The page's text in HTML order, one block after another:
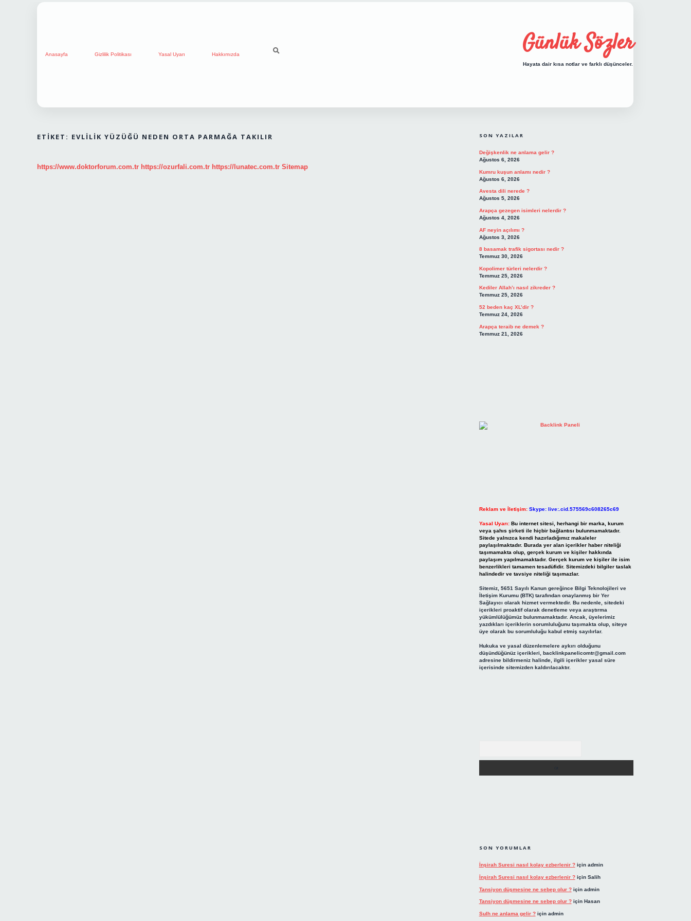
Anasayfa Gizlilik Politikası Yasal Uyarı Hakkımızda Günlük Sözler
Hayata dair kısa notlar ve farklı düşünceler.
ETIKET: EVLILIK YÜZÜĞÜ NEDEN ORTA PARMAĞA TAKILIR
https://www.doktorforum.com.tr https://ozurfali.com.tr https://lunatec.com.tr Sitemap
SON YAZILAR
Değişkenlik ne anlama gelir ?
Ağustos 6, 2026
Kumru kuşun anlamı nedir ?
Ağustos 6, 2026
Avesta dili nerede ?
Ağustos 5, 2026
Arapça gezegen isimleri nelerdir ?
Ağustos 4, 2026
AF neyin açılımı ?
Ağustos 3, 2026
8 basamak trafik sigortası nedir ?
Temmuz 30, 2026
Kopolimer türleri nelerdir ?
Temmuz 25, 2026
Kediler Allah’ı nasıl zikreder ?
Temmuz 25, 2026
52 beden kaç XL’dir ?
Temmuz 24, 2026
Arapça teraib ne demek ?
Temmuz 21, 2026
Reklam ve İletişim: Skype: live:.cid.575569c608265c69
Yasal Uyarı: Bu internet sitesi, herhangi bir marka, kurum
veya şahıs şirketi ile hiçbir bağlantısı bulunmamaktadır.
Sitede yalnızca kendi hazırladığımız makaleler
paylaşılmaktadır. Burada yer alan içerikler haber niteliği
taşımamakta olup, gerçek kurum ve kişiler hakkında
paylaşım yapılmamaktadır. Gerçek kurum ve kişiler ile isim
benzerlikleri tamamen tesadüfidir. Sitemizdeki bilgiler taslak
halindedir ve tavsiye niteliği taşımazlar.
Sitemiz, 5651 Sayılı Kanun gereğince Bilgi Teknolojileri ve
İletişim Kurumu (BTK) tarafından onaylanmış bir Yer
Sağlayıcı olarak hizmet vermektedir. Bu nedenle, sitedeki
içerikleri proaktif olarak denetleme veya araştırma
yükümlülüğümüz bulunmamaktadır. Ancak, üyelerimiz
yazdıkları içeriklerin sorumluluğunu taşımakta olup, siteye
üye olarak bu sorumluluğu kabul etmiş sayılırlar.
Hukuka ve yasal düzenlemelere aykırı olduğunu
düşündüğünüz içerikleri, backlinkpanelicomtr@gmail.com
adresine bildirmeniz halinde, ilgili içerikler yasal süre
içerisinde sitemizden kaldırılacaktır.
SON YORUMLAR
İnşirah Suresi nasıl kolay ezberlenir ?için admin
İnşirah Suresi nasıl kolay ezberlenir ?için Salih
Tansiyon düşmesine ne sebep olur ?için admin
Tansiyon düşmesine ne sebep olur ?için Hasan
Sulh ne anlama gelir ?için admin